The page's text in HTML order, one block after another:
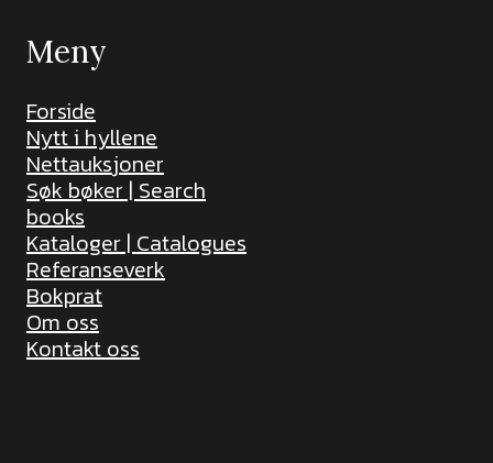
Meny
Forside
Nytt i hyllene
Nettauksjoner
Søk bøker | Search
books
Kataloger | Catalogues
Referanseverk
Bokprat
Om oss
Kontakt oss